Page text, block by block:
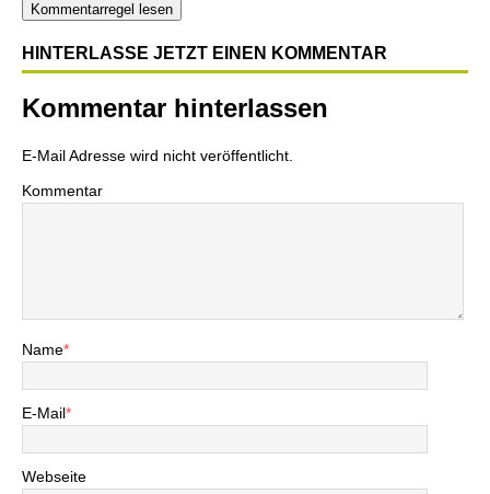
Kommentarregel lesen
HINTERLASSE JETZT EINEN KOMMENTAR
Kommentar hinterlassen
E-Mail Adresse wird nicht veröffentlicht.
Kommentar
Name*
E-Mail*
Webseite